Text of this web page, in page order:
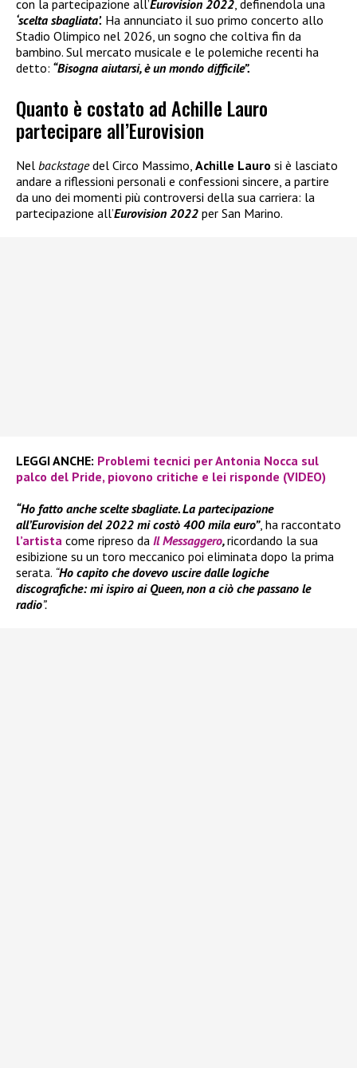
con la partecipazione all’Eurovision 2022 , definendola una
‘scelta sbagliata’. Ha annunciato il suo primo concerto allo
Stadio Olimpico nel 2026, un sogno che coltiva fin da
bambino. Sul mercato musicale e le polemiche recenti ha
detto: “Bisogna aiutarsi, è un mondo difficile”.
Quanto è costato ad Achille Lauro
partecipare all’Eurovision
Nel backstagedel Circo Massimo, Achille Lauro si è lasciato
andare a riflessioni personali e confessioni sincere, a partire
da uno dei momenti più controversi della sua carriera: la
partecipazione all’Eurovision 2022 per San Marino.
LEGGI ANCHE: Problemi tecnici per Antonia Nocca sul
palco del Pride, piovono critiche e lei risponde (VIDEO)
“Ho fatto anche scelte sbagliate. La partecipazione
all’Eurovision del 2022 mi costò 400 mila euro”, ha raccontato
l’artista come ripreso da Il Messaggero,ricordando la sua
esibizione su un toro meccanico poi eliminata dopo la prima
serata. “Ho capito che dovevo uscire dalle logiche
discografiche: mi ispiro ai Queen, non a ciò che passano le
radio”.